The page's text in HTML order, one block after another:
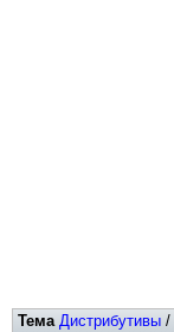
Тема Дистрибутивы /